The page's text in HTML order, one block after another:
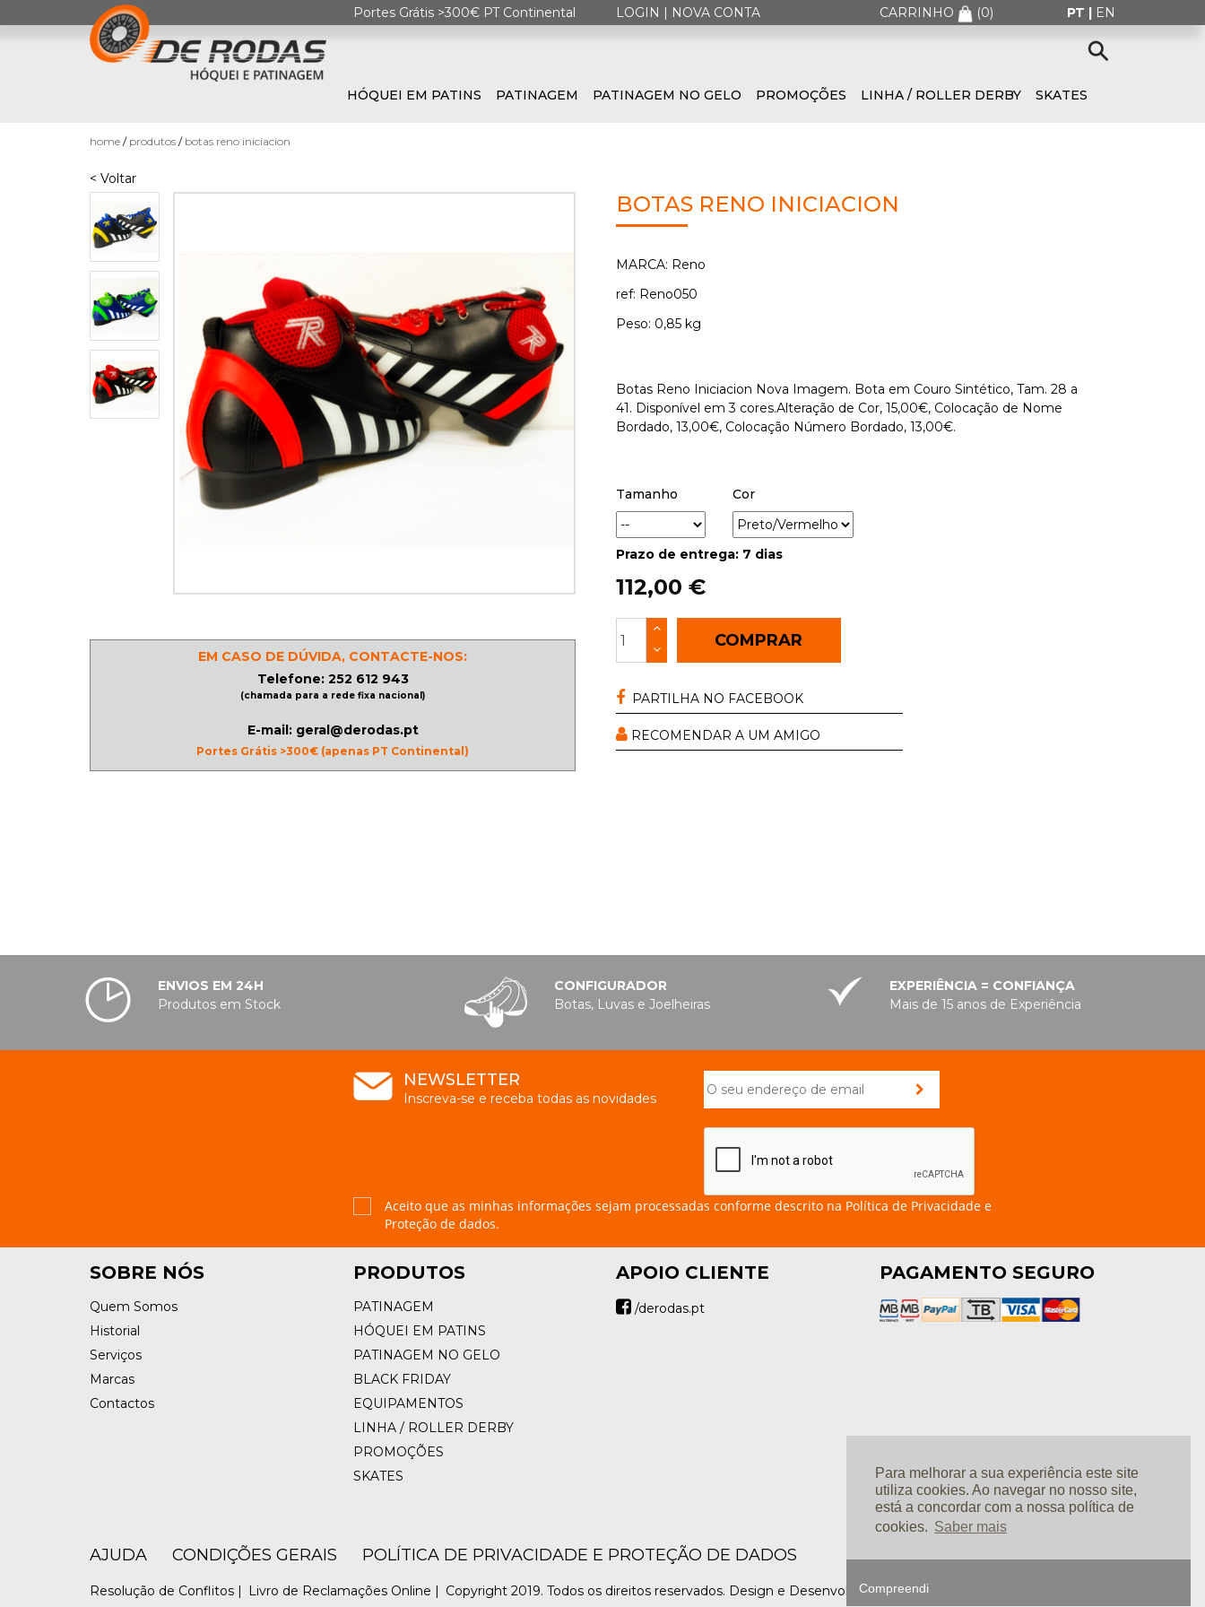
Para melhorar a sua experiência este site
utiliza cookies. Ao navegar no nosso site,
está a concordar com a nossa política de
cookies. Saber mais
Compreendi
Portes Grátis >300€ PT Continental LOGIN | NOVA CONTA
HÓQUEI
PATINAGEM
CARRINHO (0) PT | EN
HÓQUEI EM PATINS PATINAGEM PATINAGEM NO GELO PROMOÇÕES LINHA / ROLLER DERBY SKATES
home produtos botas reno iniciacion
< Voltar
EM CASO DE DÚVIDA, CONTACTE-NOS:
Telefone: 252 612 943
(chamada para a rede fixa nacional)
E-mail: geral@derodas.pt
Portes Grátis >300€ (apenas PT Continental)
BOTAS RENO INICIACION
MARCA: Reno
ref: Reno050
Peso: 0,85 kg
Botas Reno Iniciacion Nova Imagem. Bota em Couro Sintético, Tam. 28 a
41. Disponível em 3 cores.Alteração de Cor, 15,00€, Colocação de Nome
Bordado, 13,00€, Colocação Número Bordado, 13,00€.
Tamanho Cor
Prazo de entrega: 7 dias
112,00 €
COMPRAR
PARTILHA NO FACEBOOK
RECOMENDAR A UM AMIGO
ENVIOS EM 24H
Produtos em Stock
CONFIGURADOR
Botas, Luvas e Joelheiras
EXPERIÊNCIA = CONFIANÇA
Mais de 15 anos de Experiência
NEWSLETTER
Inscreva-se e receba todas as novidades
Aceito que as minhas informações sejam processadas conforme descrito na Política de Privacidade e
Proteção de dados.
SOBRE NÓS
Quem Somos
Historial
Serviços
Marcas
Contactos
PRODUTOS
PATINAGEM
HÓQUEI EM PATINS
PATINAGEM NO GELO
BLACK FRIDAY
EQUIPAMENTOS
LINHA / ROLLER DERBY
PROMOÇÕES
SKATES
APOIO CLIENTE
/derodas.pt
PAGAMENTO SEGURO
AJUDA CONDIÇÕES GERAIS POLÍTICA DE PRIVACIDADE E PROTEÇÃO DE DADOS
Resolução de Conflitos | Livro de Reclamações Online | Copyright 2019. Todos os direitos reservados. Design e Desenvolvimento: ⒸLinkage